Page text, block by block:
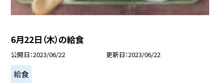
6月22日（木）の給食
公開日 2023/06/22 更新日 2023/06/22
給食